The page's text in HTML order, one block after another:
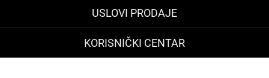
USLOVI PRODAJE
KORISNIČKI CENTAR